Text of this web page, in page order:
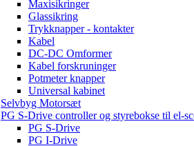
Maxisikringer
Glassikring
Trykknapper - kontakter
Kabel
DC-DC Omformer
Kabel forskruninger
Potmeter knapper
Universal kabinet
Selvbyg Motorsæt
PG S-Drive controller og styrebokse til el-
PG S-Drive
PG I-Drive